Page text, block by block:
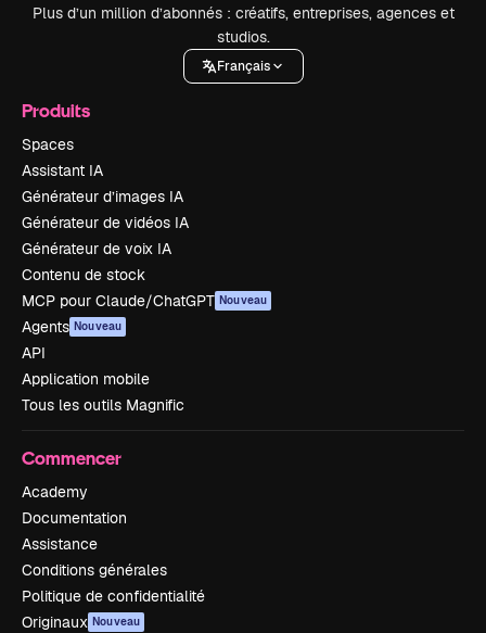
Plus d’un million d’abonnés : créatifs, entreprises, agences et
studios.
Français
Produits
Spaces
Assistant IA
Générateur d’images IA
Générateur de vidéos IA
Générateur de voix IA
Contenu de stock
MCP pour Claude/ChatGPT Nouveau
Agents Nouveau
API
Application mobile
Tous les outils Magnific
Commencer
Academy
Documentation
Assistance
Conditions générales
Politique de confidentialité
Originaux Nouveau